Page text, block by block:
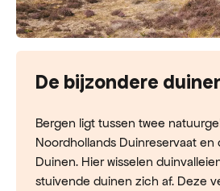
De bijzondere
Bergen ligt tussen twee
Noordhollands Duinreservaat en
Duinen. Hier wisselen
stuivende duinen zich af. Deze